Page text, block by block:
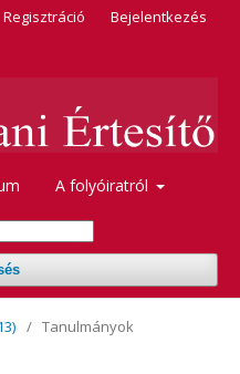
A folyóiratról
Regisztráció Bejelentkezés
/ Tanulmányok